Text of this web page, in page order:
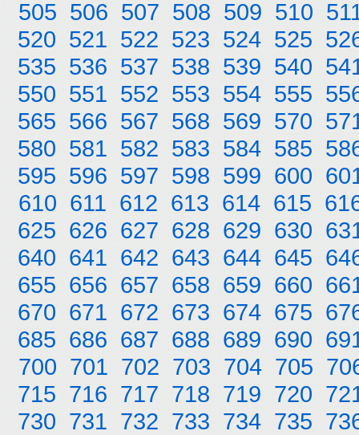
505 506 507 508 509 510
520 521 522 523 524 525
535 536 537 538 539 540
550 551 552 553 554 555
565 566 567 568 569 570
580 581 582 583 584 585
595 596 597 598 599 600
610 611 612 613 614 615
625 626 627 628 629 630
640 641 642 643 644 645
655 656 657 658 659 660
670 671 672 673 674 675
685 686 687 688 689 690
700 701 702 703 704 705
715 716 717 718 719 720
730 731 732 733 734 735